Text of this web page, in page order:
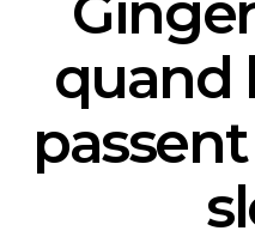
quand